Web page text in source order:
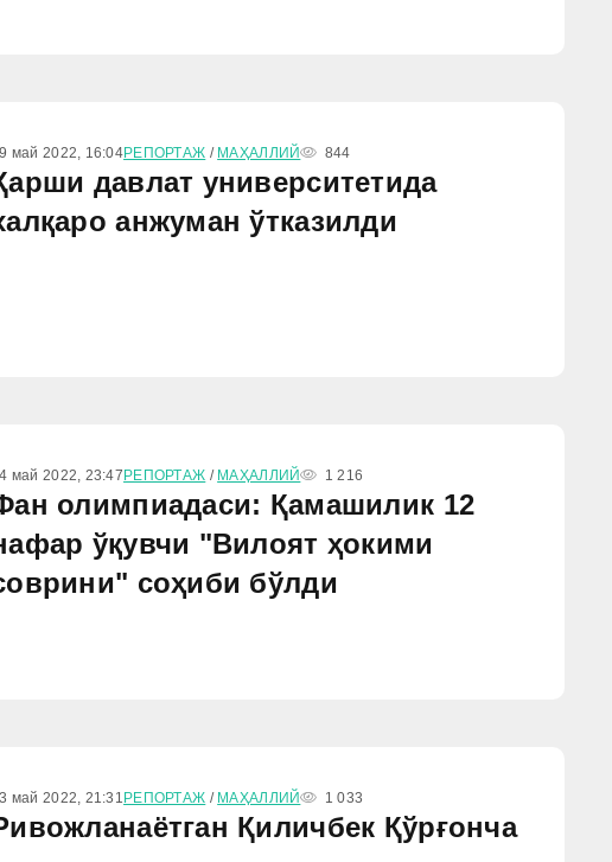
май 2022, 16:04РЕПОРТАЖ / МАҲАЛЛИЙ 844
давлат университетида
анжуман ўтказилди
май 2022, 23:47 РЕПОРТАЖ / МАҲАЛЛИЙ 1 216
олимпиадаси: Қамашилик 12
ўқувчи "Вилоят ҳокими
соҳиби бўлди
май 2022, 21:31 РЕПОРТАЖ / МАҲАЛЛИЙ 1 033
Қиличбек Қўрғонча